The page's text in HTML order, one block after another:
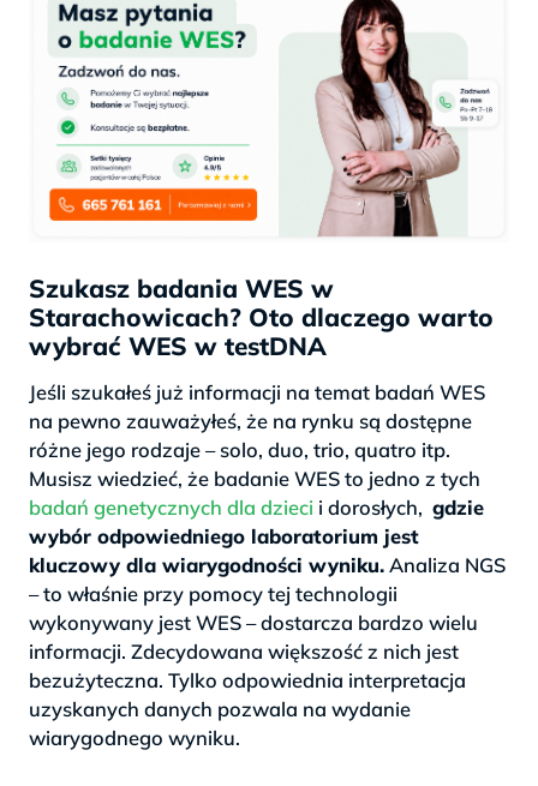
Szukasz badania WES w
Starachowicach? Oto dlaczego warto
wybrać WES w testDNA
Jeśli szukałeś już informacji na temat badań WES
na pewno zauważyłeś, że na rynku są dostępne
różne jego rodzaje – solo, duo, trio, quatro itp.
Musisz wiedzieć, że badanie WES to jedno z tych
badań genetycznych dla dzieci i dorosłych, gdzie
wybór odpowiedniego laboratorium jest
kluczowy dla wiarygodności wyniku.Analiza NGS
– to właśnie przy pomocy tej technologii
wykonywany jest WES – dostarcza bardzo wielu
informacji. Zdecydowana większość z nich jest
bezużyteczna. Tylko odpowiednia interpretacja
uzyskanych danych pozwala na wydanie
wiarygodnego wyniku.